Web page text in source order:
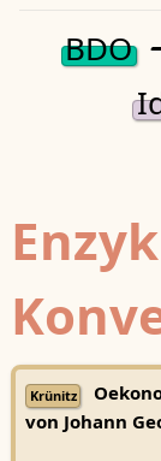
BDO
Krünitz
von Johann